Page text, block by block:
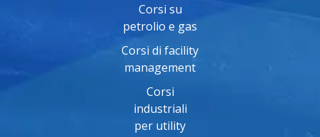
Corsi su
petrolio e gas
Corsi di facility
management
Corsi
industriali
per utility